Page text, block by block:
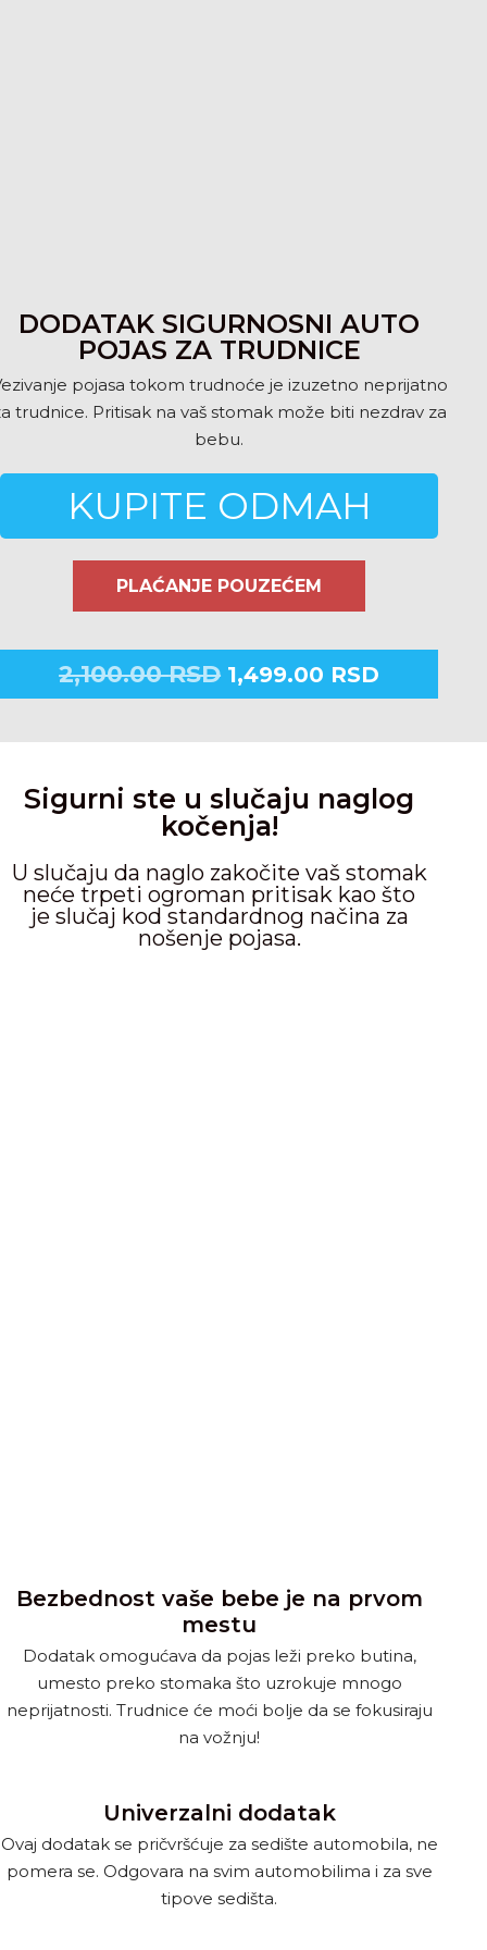
DODATAK SIGURNOSNI AUTO
POJAS ZA TRUDNICE
pojasa tokom trudnoće je izuzetno neprijatno
trudnice. Pritisak na vaš stomak može biti nezdrav za
bebu.
KUPITE ODMAH
PLAĆANJE POUZEĆEM
2,100.00RSD 1,499.00 RSD
Sigurni ste u slučaju naglog
kočenja!
U slučaju da naglo zakočite vaš stomak
neće trpeti ogroman pritisak kao što
je slučaj kod standardnog načina za
nošenje pojasa.
Bezbednost vaše bebe je na prvom
mestu
Dodatak omogućava da pojas leži preko butina,
umesto preko stomaka što uzrokuje mnogo
neprijatnosti. Trudnice će moći bolje da se fokusiraju
na vožnju!
Univerzalni dodatak
Ovaj dodatak se pričvršćuje za sedište automobila, ne
pomera se. Odgovara na svim automobilima i za sve
tipove sedišta.